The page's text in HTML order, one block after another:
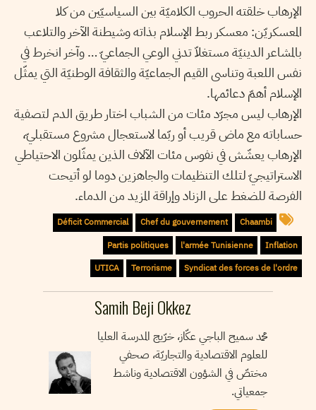
الإرهاب خلقته الحروب الكلاميّة بين السياسيّين من كلا
المعسكريّن: معسكر ربط الإسلام بذاته وشيطنة الآخر والتلاعب
بالمشاعر الدينيّة مستغلاّ تدني الوعي الجماعيّ … وآخر انخرط في
نفس اللعبة وتناسى القيم الجماعيّة والثقافة الوطنيّة التي يمثّل
الإسلام أهمّ دعائمها.
الإرهاب ليس مجرّد مئات من الشباب اختار طريق الدم لتصفية
حساباته مع ماض قريب أو ربّما لاستعجال مشروع مستقبليّ،
الإرهاب يعشّش في نفوس مئات الآلاف الذين يمثّلون الاحتياطي
الاستراتيجيّ لتلك التنظيمات والجاهزين دوما لو أتيحت
الفرصة للضغط على الزناد وإراقة المزيد من الدماء.
Chaambi
Chef du gouvernement
Déficit Commercial
Inflation
l'armée Tunisienne
Partis politiques
Syndicat des forces de l'ordre
Terrorisme
UTICA
Samih Beji Okkez
محمد سميح الباجي عكّاز، خرّيج المدرسة العليا
للعلوم الاقتصادية والتجاريّة، صحفي
مختصّ في الشؤون الاقتصادية وناشط
جمعياتي.